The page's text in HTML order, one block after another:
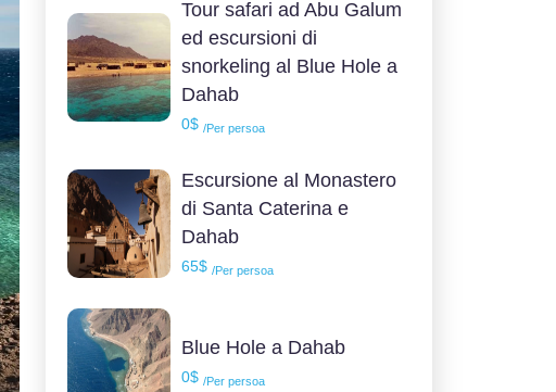
Tour safari ad Abu Galum
ed escursioni di
snorkeling al Blue Hole a
Dahab
0$ /Per persoa
Escursione al Monastero
di Santa Caterina e
Dahab
65$ /Per persoa
Blue Hole a Dahab
0$ /Per persoa